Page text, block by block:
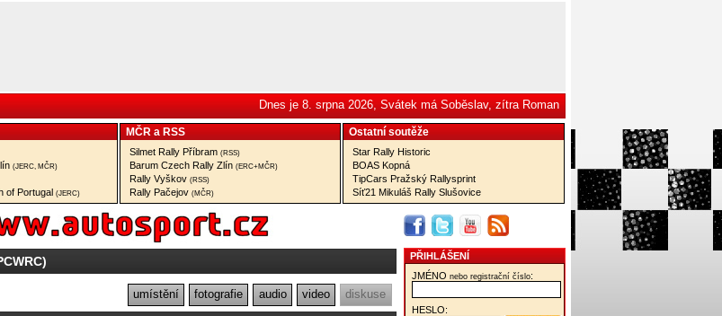
Dnes je 8. srpna 2026, Svátek má Soběslav, zítra Roman
(JERC, MČR)
of Portugal (JERC)
MČR a RSS
Silmet Rally Příbram (RSS)
Barum Czech Rally Zlín (ERC+MČR)
Rally Vyškov (RSS)
Rally Pačejov (MČR)
Ostatní­ soutěže
Star Rally Historic
BOAS Kopná
TipCars Pražský Rallysprint
Síť21 Mikuláš Rally Slušovice
umístění fotografie audio video diskuse
PŘIHLÁŠENÍ
JMÉNO nebo registrační číslo:
HESLO: